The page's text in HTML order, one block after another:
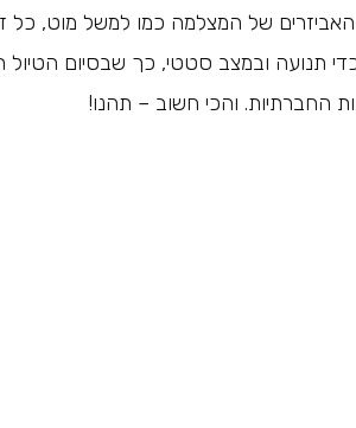
של המצלמה כמו למשל מוט, כל
תנועה ובמצב סטטי, כך שבסיום הטיול
החברתיות. והכי חשוב – תהנו!